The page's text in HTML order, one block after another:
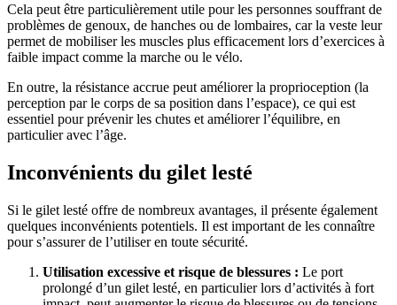
Cela peut être particulièrement utile pour les personnes souffrant de
problèmes de genoux, de hanches ou de lombaires, car la veste leur
permet de mobiliser les muscles plus efficacement lors d’exercices à
faible impact comme la marche ou le vélo.
En outre, la résistance accrue peut améliorer la proprioception (la
perception par le corps de sa position dans l’espace), ce qui est
essentiel pour prévenir les chutes et améliorer l’équilibre, en
particulier avec l’âge.
Inconvénients du gilet lesté
Si le gilet lesté offre de nombreux avantages, il présente également
quelques inconvénients potentiels. Il est important de les connaître
pour s’assurer de l’utiliser en toute sécurité.
Utilisation excessive et risque de blessures : Le port
prolongé d’un gilet lesté, en particulier lors d’activités à fort